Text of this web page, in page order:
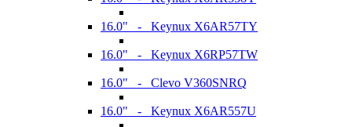
16.0" - Keynux X6AR57TY
16.0" - Keynux X6RP57TW
16.0" - Clevo V360SNRQ
16.0" - Keynux X6AR557U